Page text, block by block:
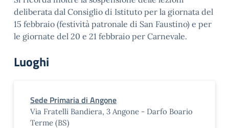
deliberata dal Consiglio di Istituto per la giornata del
15 febbraio (festività patronale di San Faustino) e per
le giornate del 20 e 21 febbraio per Carnevale.
Luoghi
Sede Primaria di Angone
Via Fratelli Bandiera, 3 Angone - Darfo Boario
Terme (BS)